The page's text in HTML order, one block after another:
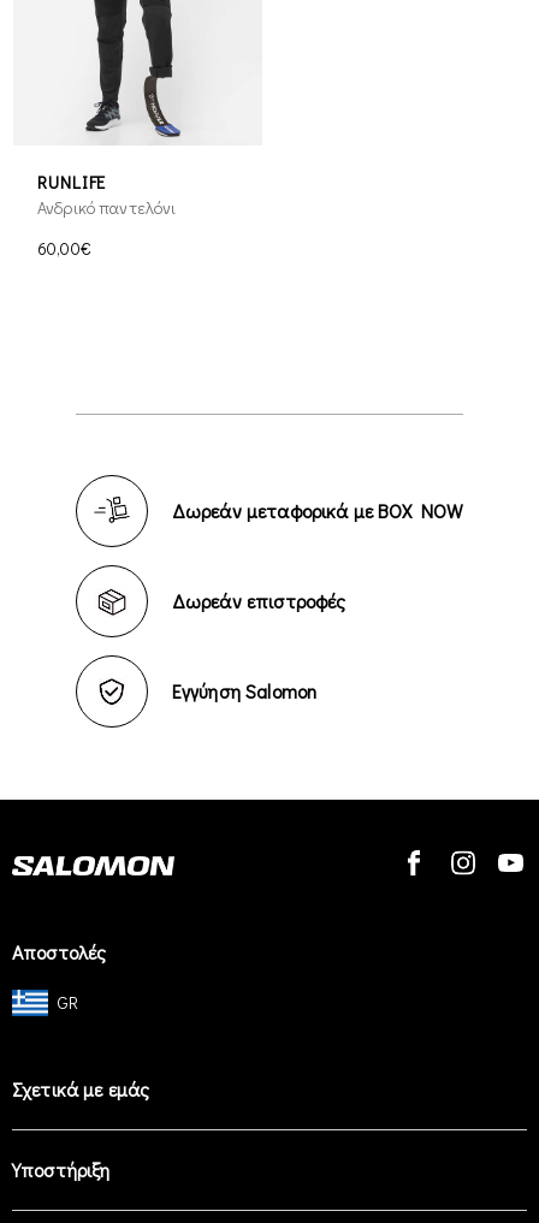
RUNLIFE
Ανδρικό παντελόνι
60,00€
Δωρεάν μεταφορικά με BOX NOW
Δωρεάν επιστροφές
Εγγύηση Salomon
Αποστολές
GR
Σχετικά με εμάς
Υποστήριξη